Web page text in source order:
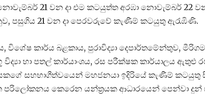
21 වන දා එම කටයුත්ත අරඹා නොවැම්බර්
පසුගිය 21 වන දා පෙරවරුවේ කැණීම් කටයුතු ඇරැඹිණි.
කාර්ය බළකාය, පුරාවිද්‍යා දෙපාර්තමේන්තුව, මීරිගම
විද්‍යා හා පතල් කාර්යාංශය, රස පරීක්ෂක කාර්යාලය
සහභාගීත්වයෙන් මහජනයා ඉදිරියේ කැණීම් කටයුතු
කෙරෙන යන්ත්‍රයක ආධාරයෙන් පෙන්වා